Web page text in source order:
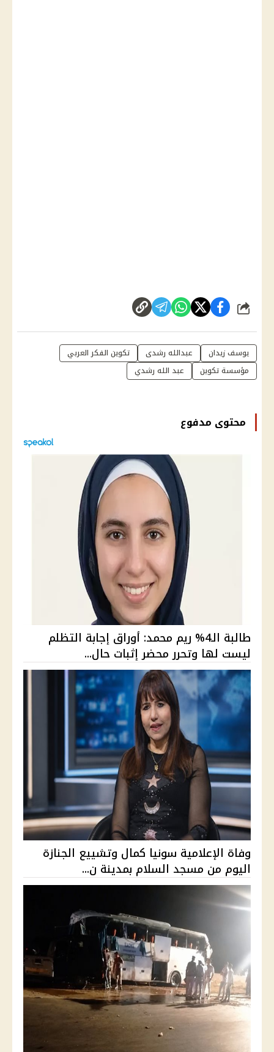
شارك
يوسف زيدان عبدالله رشدى
تكوين الفكر العربي
مؤسسة تكوين
عبد الله رشدي
محتوى مدفوع
طالبة الـ4% ريم محمد: أوراق إجابة التظلم
ليست لها وتحرر محضر إثبات حال...
وفاة الإعلامية سونيا كمال وتشييع الجنازة
اليوم من مسجد السلام بمدينة ن...